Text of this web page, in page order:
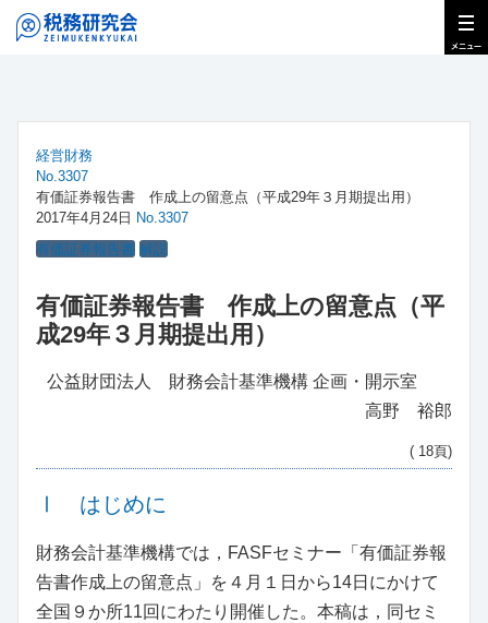
経営財務
No.3307
有価証券報告書 作成上の留意点（平成29年３月期提出用）
2017年4月24日 No.3307
有価証券報告書 解説
有価証券報告書 作成上の留意点（平
成29年３月期提出用）
公益財団法人 財務会計基準機構 企画・開示室
高野 裕郎
( 18頁)
Ⅰ はじめに
財務会計基準機構では，FASFセミナー「有価証券報
告書作成上の留意点」を４月１日から14日にかけて
全国９か所11回にわたり開催した。本稿は，同セミ